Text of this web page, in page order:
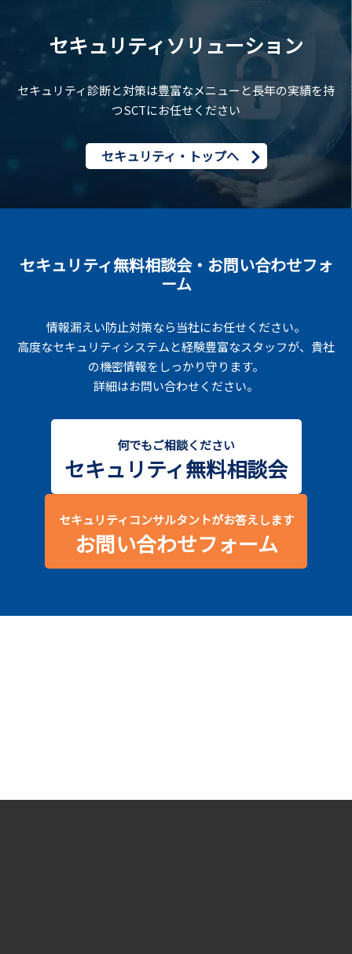
セキュリティソリューション
セキュリティ診断と対策は豊富なメニューと長年の実績を持
つSCTにお任せください
セキュリティ・トップへ
セキュリティ無料相談会・お問い合わせフォ
ーム
情報漏えい防止対策なら当社にお任せください。
高度なセキュリティシステムと経験豊富なスタッフが、貴社
の機密情報をしっかり守ります。
詳細はお問い合わせください。
何でもご相談ください
セキュリティ無料相談会
セキュリティコンサルタントがお答えします
お問い合わせフォーム